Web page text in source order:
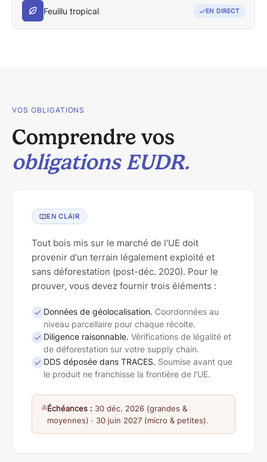
Feuillu tropical EN DIRECT
VOS OBLIGATIONS
Comprendre vos
obligations EUDR.
EN CLAIR
Tout bois mis sur le marché de l'UE doit
provenir d'un terrain légalement exploité et
sans déforestation (post-déc. 2020). Pour le
prouver, vous devez fournir trois éléments :
Données de géolocalisation. Coordonnées au
niveau parcellaire pour chaque récolte.
Diligence raisonnable. Vérifications de légalité et
de déforestation sur votre supply chain.
DDS déposée dans TRACES. Soumise avant que
le produit ne franchisse la frontière de l'UE.
Échéances : 30 déc. 2026 (grandes &
moyennes) · 30 juin 2027 (micro & petites).